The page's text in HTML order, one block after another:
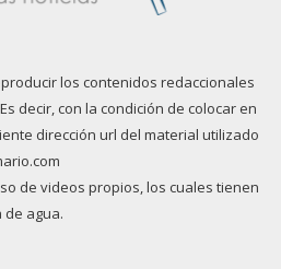
los contenidos redaccionales
decir, con la condición de colocar en
dirección url del material utilizado
de videos propios, los cuales tienen
de agua.